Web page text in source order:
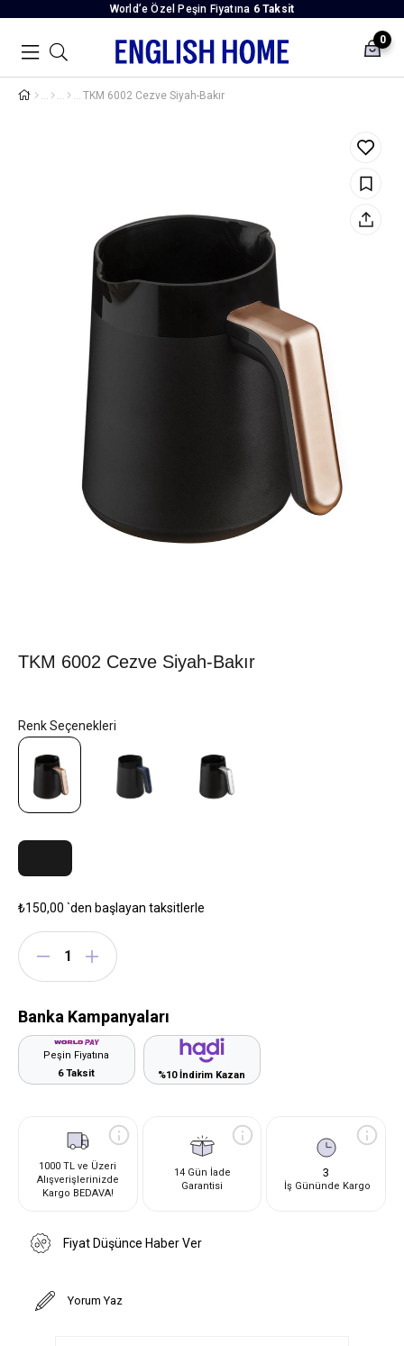
World’e Özel Peşin Fiyatına 6 Taksit
0
TKM 6002 Cezve Siyah-Bakır
TKM 6002 Cezve Siyah-Bakır
₺150,00 `den başlayan taksitlerle
Banka Kampanyaları
Peşin Fiyatına
6 Taksit
%10 İndirim Kazan
1000 TL ve Üzeri
Alışverişlerinizde
Kargo BEDAVA!
14 Gün İade
Garantisi
3
İş Gününde Kargo
Fiyat Düşünce Haber Ver
Yorum Yaz